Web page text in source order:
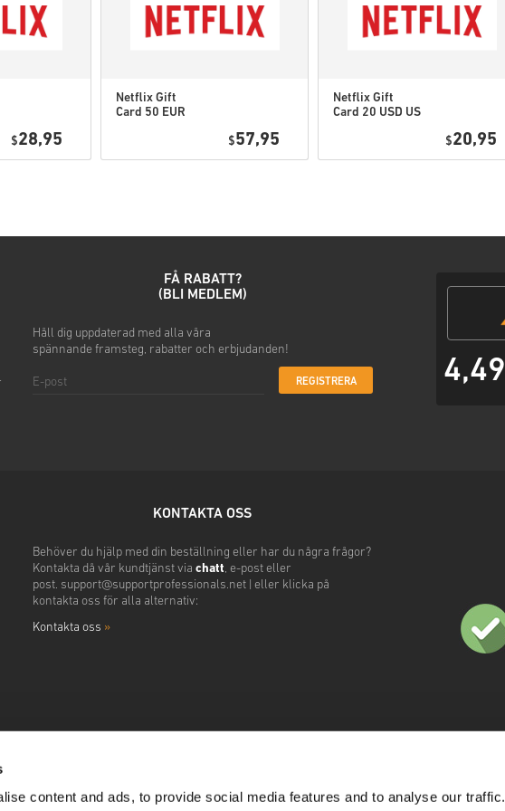
content and ads, to provide social media features and to analyse our traffic.
• Välj din produkt
• Ange din e-postadress
$28,95
Netflix Gift
Card 50 EUR
$57,95
Netflix Gift
Card 20 USD US
$20,95
FÅ RABATT?
(BLI MEDLEM)
Håll dig uppdaterad med alla våra
spännande framsteg, rabatter och erbjudanden!
REGISTRERA 4,49
KONTAKTA OSS
Behöver du hjälp med din beställning eller har du några frågor?
Kontakta då vår kundtjänst via chatt, e-post eller
post. support@supportprofessionals.net| eller klicka på
kontakta oss för alla alternativ:
Kontakta oss »